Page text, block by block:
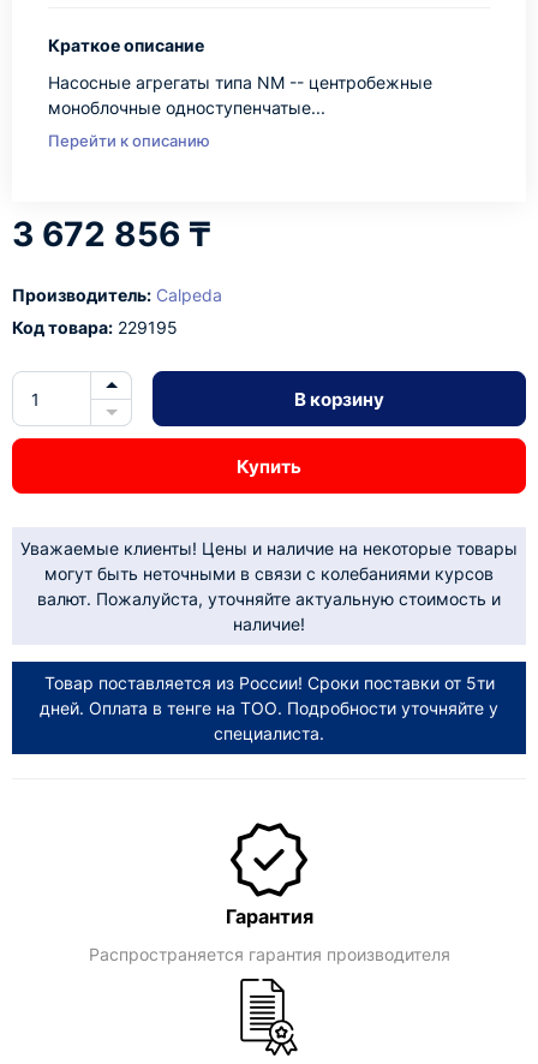
Краткое описание
Насосные агрегаты типа NM -- центробежные
моноблочные одноступенчатые...
Перейти к описанию
3 672 856 ₸
Производитель: Calpeda
Код товара: 229195
В корзину
Купить
Уважаемые клиенты! Цены и наличие на некоторые товары
могут быть неточными в связи с колебаниями курсов
валют. Пожалуйста, уточняйте актуальную стоимость и
наличие!
Товар поставляется из России! Сроки поставки от 5ти
дней. Оплата в тенге на ТОО. Подробности уточняйте у
специалиста.
Гарантия
Распространяется гарантия производителя